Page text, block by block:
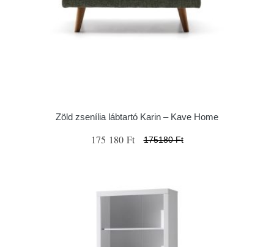
Zöld zsenília lábtartó Karin – Kave Home
175 180 Ft 175180 Ft